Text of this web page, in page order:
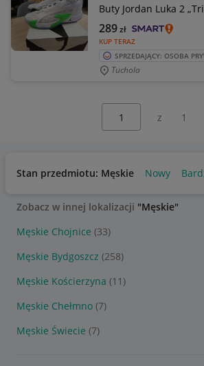
Buty Jordan Luka 2
KUP TERAZ
289zł
SPRZEDAJĄCY: OSOBA
Tuchola
z 1
Stan przedmiotu: Męskie Nowy
Zobacz w innej lokalizacji "Męskie"
Męskie Chojnice (33)
Męskie Bydgoszcz (258)
Męskie Kościerzyna (11)
Męskie Chełmno (7)
Męskie Świecie (7)